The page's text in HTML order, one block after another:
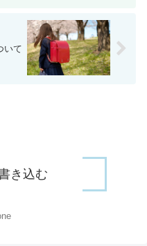
いて
き込む